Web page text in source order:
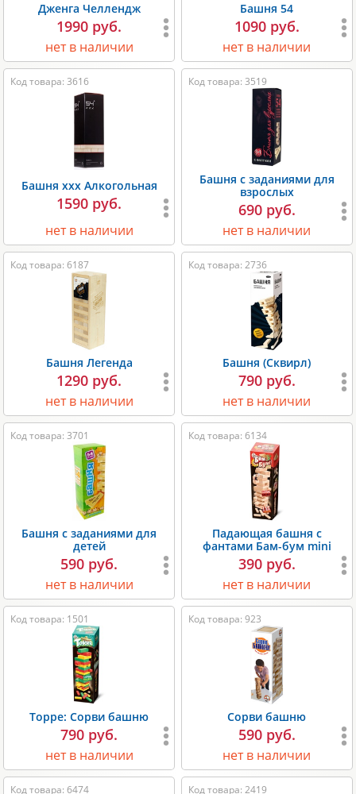
Дженга Челлендж
1990 руб.
нет в наличии
Башня 54
1090 руб.
нет в наличии
Код товара: 3616
Башня ххх Алкогольная
1590 руб.
нет в наличии
Код товара: 3519
Башня с заданиями для
взрослых
690 руб.
нет в наличии
Код товара: 6187
Башня Легенда
1290 руб.
нет в наличии
Код товара: 2736
Башня (Сквирл)
790 руб.
нет в наличии
Код товара: 3701
Башня с заданиями для
детей
590 руб.
нет в наличии
Код товара: 6134
Падающая башня с
фантами Бам-бум mini
390 руб.
нет в наличии
Код товара: 1501
Торре: Сорви башню
790 руб.
нет в наличии
Код товара: 923
Сорви башню
590 руб.
нет в наличии
Код товара: 6474 Код товара: 2419